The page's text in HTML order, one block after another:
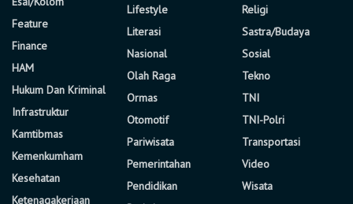
Feature
Finance
HAM
Hukum Dan Kriminal
Infrastruktur
Kamtibmas
Kemenkumham
Kesehatan
Ketenagakerjaan
Lifestyle
Literasi
Nasional
Olah Raga
Ormas
Otomotif
Pariwisata
Pemerintahan
Pendidikan
Religi
Sastra/Budaya
Sosial
Tekno
TNI
TNI-Polri
Transportasi
Video
Wisata